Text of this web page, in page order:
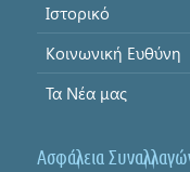
Ιστορικό
Κοινωνική Ευθύνη
Τα Νέα μας
Ασφάλεια